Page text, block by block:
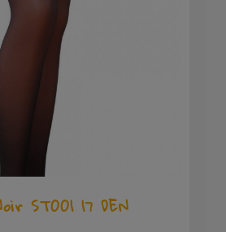
ST001 17 DEN